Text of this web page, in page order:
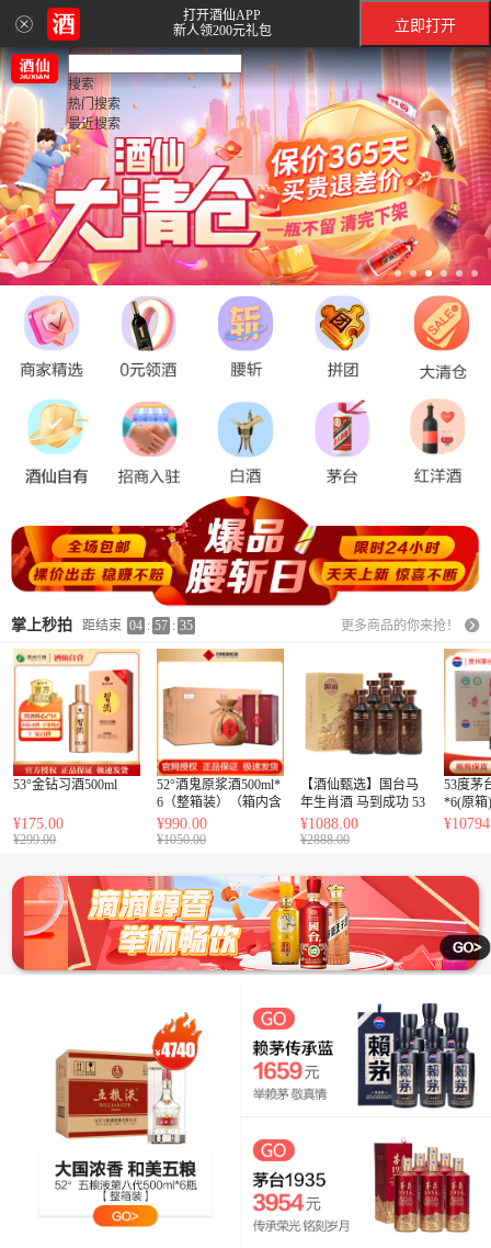
打开酒仙APP
新人领200元礼包
立即打开
搜索
热门搜索
最近搜索
掌上秒拍 距结束 04 : 57 : 33 更多商品的你来抢！
53°金钻习酒500ml
¥175.00
¥299.00
52°酒鬼原浆酒500ml*
6（整箱装）（箱内含
3个原厂手提袋）
¥990.00
¥1050.00
【酒仙甄选】国台马
年生肖酒 马到成功 53
度酱香型纯粮酒 500m
l*6 整箱装
¥1088.00
¥2888.00
53度茅
*6(原箱)